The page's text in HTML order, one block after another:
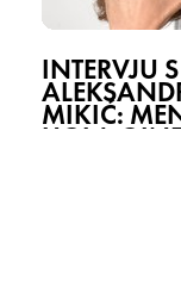
INTERVJU
MIKIĆ:
UGLA